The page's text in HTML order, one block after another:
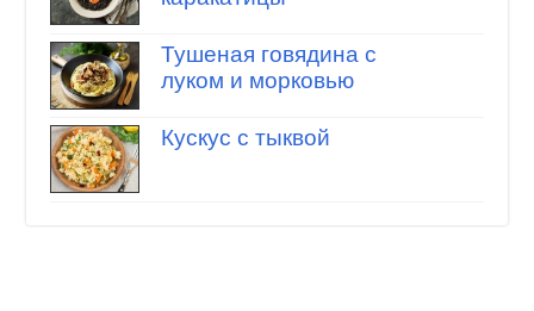
Тушеная говядина с
луком и морковью
Кускус с тыквой